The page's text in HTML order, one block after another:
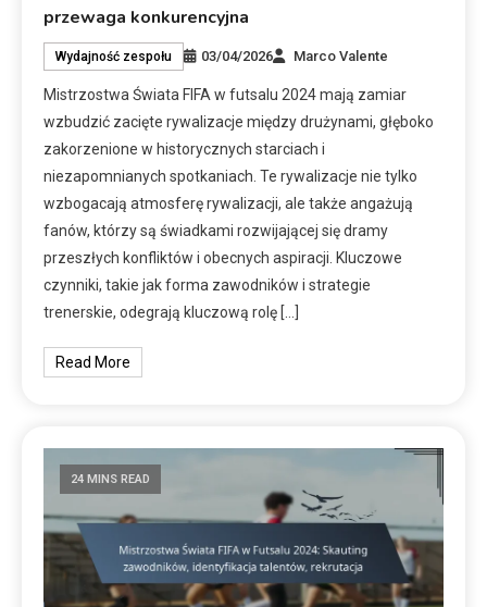
przewaga konkurencyjna
Wydajność zespołu 03/04/2026 Marco Valente
Mistrzostwa Świata FIFA w futsalu 2024 mają zamiar
wzbudzić zacięte rywalizacje między drużynami, głęboko
zakorzenione w historycznych starciach i
niezapomnianych spotkaniach. Te rywalizacje nie tylko
wzbogacają atmosferę rywalizacji, ale także angażują
fanów, którzy są świadkami rozwijającej się dramy
przeszłych konfliktów i obecnych aspiracji. Kluczowe
czynniki, takie jak forma zawodników i strategie
trenerskie, odegrają kluczową rolę […]
Read More
24 MINS READ